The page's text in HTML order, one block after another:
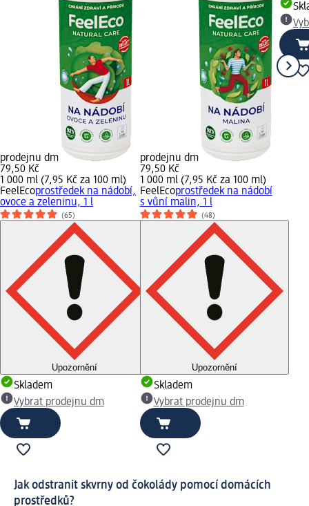
prodejnu dm
79,50 Kč
1 000 ml (7,95 Kč za 100 ml)
FeelEcoprostředek na nádobí,
ovoce a zeleninu, 1 l
(65)
Upozornění
Skladem
Vybrat prodejnu dm
prodejnu dm
79,50 Kč
1 000 ml (7,95 Kč za 100 ml)
FeelEcoprostředek na nádobí
s vůní malin, 1 l
(48)
Upozornění
Skladem
Vybrat prodejnu dm
Jak odstranit skvrny od čokolády pomocí domácích
prostředků?